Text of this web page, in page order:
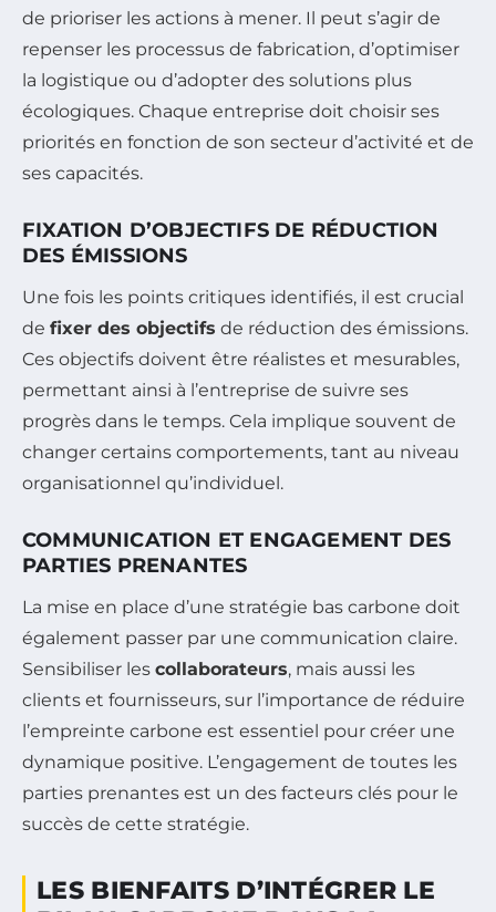
de prioriser les actions à mener. Il peut s’agir de
repenser les processus de fabrication, d’optimiser
la logistique ou d’adopter des solutions plus
écologiques. Chaque entreprise doit choisir ses
priorités en fonction de son secteur d’activité et de
ses capacités.
FIXATION D’OBJECTIFS DE RÉDUCTION
DES ÉMISSIONS
Une fois les points critiques identifiés, il est crucial
de fixer des objectifs de réduction des émissions.
Ces objectifs doivent être réalistes et mesurables,
permettant ainsi à l’entreprise de suivre ses
progrès dans le temps. Cela implique souvent de
changer certains comportements, tant au niveau
organisationnel qu’individuel.
COMMUNICATION ET ENGAGEMENT DES
PARTIES PRENANTES
La mise en place d’une stratégie bas carbone doit
également passer par une communication claire.
Sensibiliser les collaborateurs, mais aussi les
clients et fournisseurs, sur l’importance de réduire
l’empreinte carbone est essentiel pour créer une
dynamique positive. L’engagement de toutes les
parties prenantes est un des facteurs clés pour le
succès de cette stratégie.
LES BIENFAITS D’INTÉGRER LE